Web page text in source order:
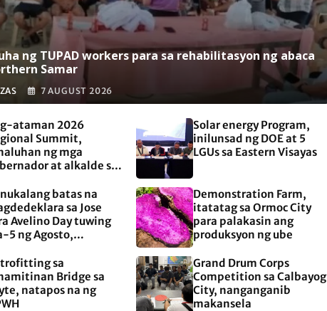
ng TUPAD workers para sa rehabilitasyon ng abaca
Samar
7 AUGUST 2026
ataman 2026
Summit,
ng mga
at alkalde sa
Solar energy Program,
inilunsad ng DOE at 5
LGUs sa Eastern Visayas
batas na
sa Jose
Avelino Day tuwing
5 ng Agosto,
Demonstration Farm,
itatatag sa Ormoc City
para palakasin ang
produksyon ng ube
sa
Bridge sa
natapos na ng
Grand Drum Corps
Competition sa Calbayog
City, nanganganib
makansela